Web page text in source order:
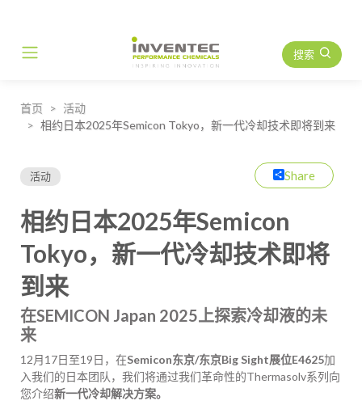
Main Navigation 搜索
首页
活动
相约日本2025年Semicon Tokyo，新一代冷却技术即将到来
活动 Share
相约日本2025年Semicon
Tokyo，新一代冷却技术即将
到来
在SEMICON Japan 2025上探索冷却液的未
来
12月17日至19日，在Semicon东京/东京Big Sight展位E4625加
入我们的日本团队，我们将通过我们革命性的Thermasolv系列向
您介绍新一代冷却解决方案。